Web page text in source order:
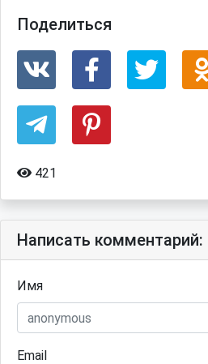
Поделиться
421
Написать комментарий:
Имя
Email